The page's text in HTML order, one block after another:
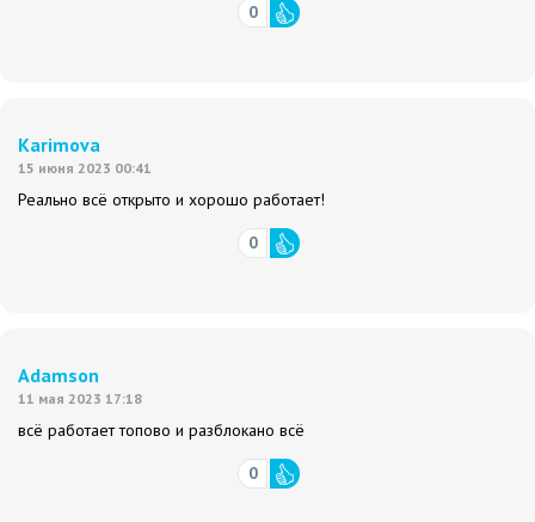
0
Karimova
15 июня 2023 00:41
Реально всё открыто и хорошо работает!
0
Adamson
11 мая 2023 17:18
всё работает топово и разблокано всё
0